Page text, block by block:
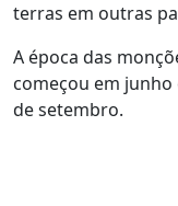
terras em outras
A época das
começou em
de setembro.